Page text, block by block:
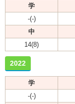
学
-(-)
中
14(8)
2022
学
-(-)